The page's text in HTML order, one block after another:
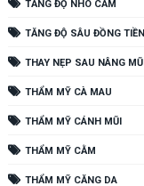
TĂNG ĐỘ NHÔ CẰM
TĂNG ĐỘ SÂU ĐỒNG TIỀN
THAY NẸP SAU NÂNG MŨI
THẨM MỸ CÀ MAU
THẨM MỸ CÁNH MŨI
THẨM MỸ CẰM
THẨM MỸ CĂNG DA